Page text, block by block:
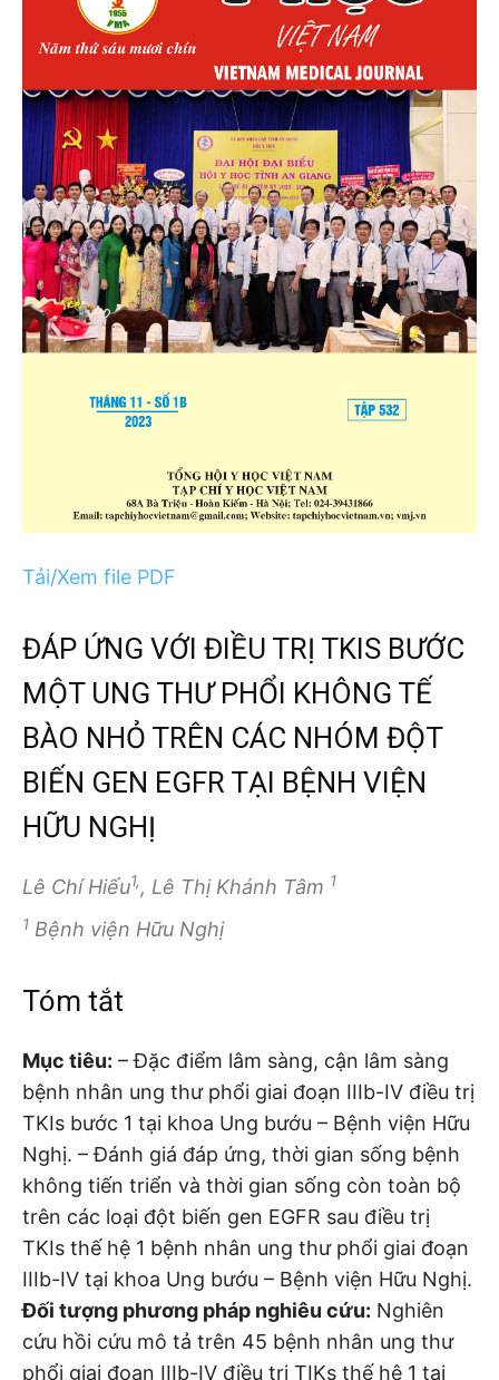
Tải/Xem file PDF
ĐÁP ỨNG VỚI ĐIỀU TRỊ TKIS BƯỚC
MỘT UNG THƯ PHỔI KHÔNG TẾ
BÀO NHỎ TRÊN CÁC NHÓM ĐỘT
BIẾN GEN EGFR TẠI BỆNH VIỆN
HỮU NGHỊ
Lê Chí Hiếu1,, Lê Thị Khánh Tâm 1
1 Bệnh viện Hữu Nghị
Tóm tắt
Mục tiêu: – Đặc điểm lâm sàng, cận lâm sàng
bệnh nhân ung thư phổi giai đoạn IIIb-IV điều trị
TKIs bước 1 tại khoa Ung bướu – Bệnh viện Hữu
Nghị. – Đánh giá đáp ứng, thời gian sống bệnh
không tiến triển và thời gian sống còn toàn bộ
trên các loại đột biến gen EGFR sau điều trị
TKIs thế hệ 1 bệnh nhân ung thư phổi giai đoạn
IIIb-IV tại khoa Ung bướu – Bệnh viện Hữu Nghị.
Đối tượng phương pháp nghiêu cứu: Nghiên
cứu hồi cứu mô tả trên 45 bệnh nhân ung thư
phổi giai đoạn IIIb-IV điều trị TIKs thế hệ 1 tại